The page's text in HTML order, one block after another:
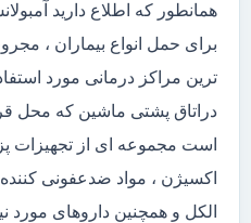
همانطور که اطلاع دارید
برای حمل انواع بیماران ،
ترین مراکز درمانی مورد
دراتاق پشتی ماشین که محل
است مجموعه ای از
اکسیژن ، مواد ضدعفونی کننده
الکل و همچنین داروهای مورد